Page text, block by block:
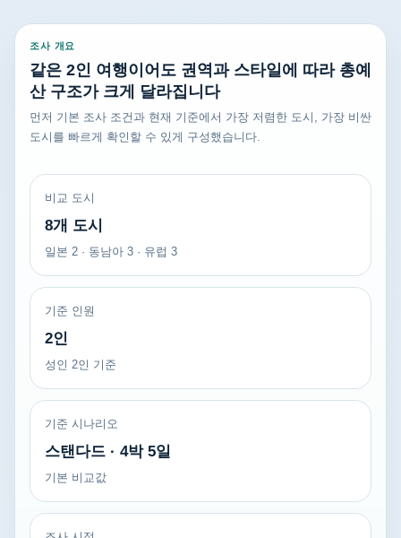
조사 개요
같은 2인 여행이어도 권역과 스타일에 따라 총예
산 구조가 크게 달라집니다
먼저 기본 조사 조건과 현재 기준에서 가장 저렴한 도시, 가장 비싼
도시를 빠르게 확인할 수 있게 구성했습니다.
비교 도시
8개 도시
일본 2 · 동남아 3 · 유럽 3
기준 인원
2인
성인 2인 기준
기준 시나리오
스탠다드 · 4박 5일
기본 비교값